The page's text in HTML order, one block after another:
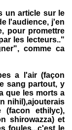
un article sur le
l'audience, j'en
pour promettre
les lecteurs.."
comme ca
a l'air (façon
sang partout, y
que les morts a
nihil),ajouterais
(facon ethilyc),
shirowazza) et
foules...c'est le